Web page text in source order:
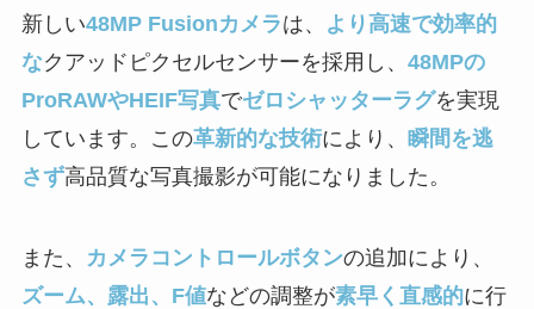
新しい48MP Fusionカメラは、
より高速で効率的
なクアッドピクセルセンサーを採用し、 48MPの
ProRAWやHEIF写真でゼロシャッターラグを実現
しています。この革新的な技術により、 瞬間を逃
さず高品質な写真撮影が可能になりました。
また、 カメラコントロールボタンの追加により、
ズーム、露出、F値などの調整が素早く直感的に行